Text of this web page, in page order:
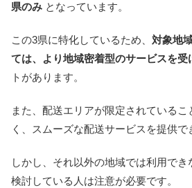
県のみ となっています。
この3県に特化しているため、 対象地
ては、より地域密着型のサービスを受
トがあります。
また、配送エリアが限定されているこ
く、スムーズな配送サービスを提供で
しかし、それ以外の地域では利用で
検討している人は注意が必要です。